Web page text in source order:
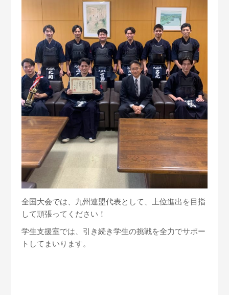
全国大会では、九州連盟代表として、上位進出を目指
して頑張ってください！
学生支援室では、引き続き学生の挑戦を全力でサポー
トしてまいります。